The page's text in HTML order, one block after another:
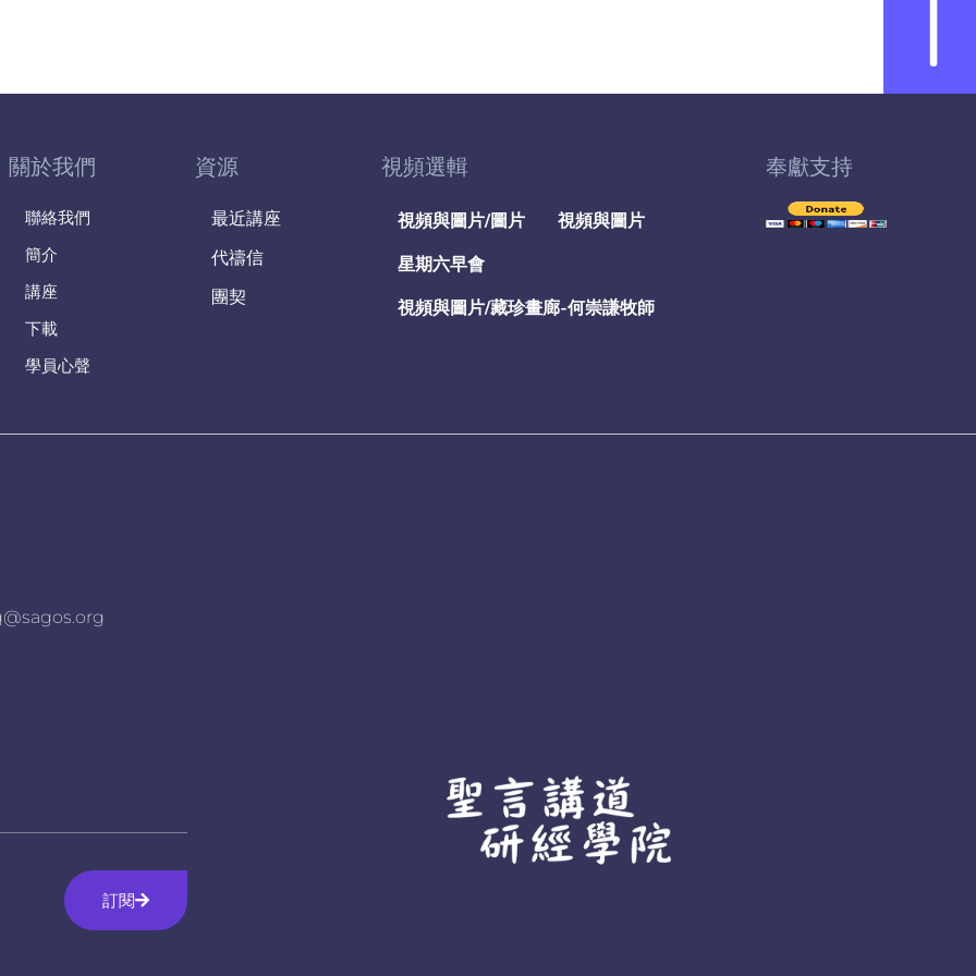
關於我們
聯絡我們
簡介
講座
下載
學員心聲
資源
最近講座
代禱信
團契
視頻選輯
視頻與圖片/圖片
視頻與圖片
星期六早會
視頻與圖片/藏珍畫廊-何崇謙牧師
奉獻支持
訂閱